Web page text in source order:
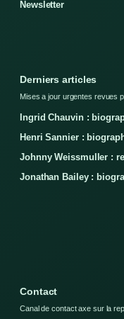
Newsletter
Derniers articles
Mises a jour urgentes revues
Ingrid Chauvin :
Henri Sannier :
Johnny Weissmuller :
Jonathan Bailey :
Contact
Canal de contact axe sur la